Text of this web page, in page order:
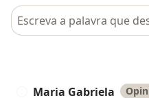
Pesquisar em opiniões
Maria Gabriela